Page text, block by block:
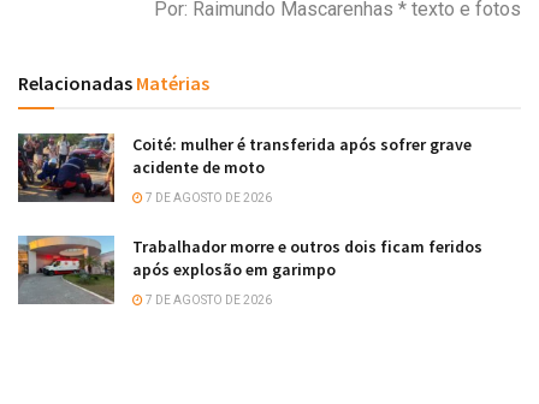
Por: Raimundo Mascarenhas * texto e fotos
Relacionadas Matérias
Coité: mulher é transferida após sofrer grave
acidente de moto
7 DE AGOSTO DE 2026
Trabalhador morre e outros dois ficam feridos
após explosão em garimpo
7 DE AGOSTO DE 2026